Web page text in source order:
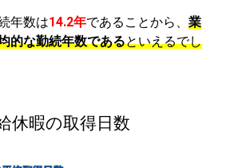
年数は14.2年であることから、 業
的な勤続年数であるといえるでし
休暇の取得日数